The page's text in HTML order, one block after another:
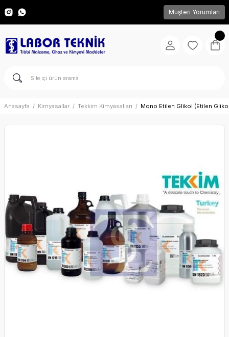
Müşteri Yorumları
Anasayfa Kimyasallar Tekkim Kimyasalları Mono Etilen Glikol (Etilen Glikol